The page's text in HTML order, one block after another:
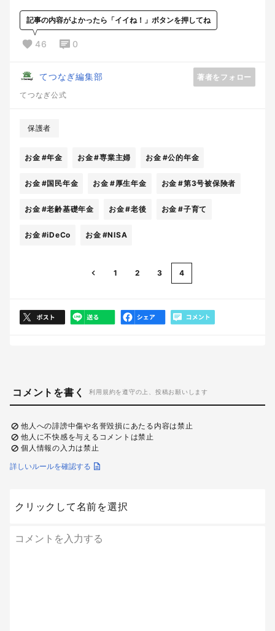
記事の内容がよかったら「イイね！」ボタンを押してね
46 0
1 2 3 4
てつなぎ編集部
著者をフォロー
てつなぎ公式
保護者
お金 #年金 お金#専業主婦 お金 #公的年金
お金 #国民年金 お金 #厚生年金 お金 #第3号被保険者
お金 #老齢基礎年金 お金#老後 お金 #子育て
お金 #iDeCo お金 #NISA
コメントを書く 利用規約を遵守の上、投稿お願いします
他人への誹謗中傷や名誉毀損にあたる内容は禁止
他人に不快感を与えるコメントは禁止
個人情報の入力は禁止
詳しいルールを確認する
クリックして名前を選択